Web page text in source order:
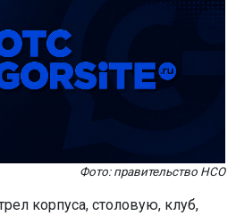
Фото: правительство НСО
корпуса, столовую, клуб,